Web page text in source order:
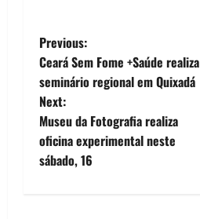
P
o
s
t
Previous:
Ceará Sem Fome +Saúde realiza
seminário regional em Quixadá
Next:
Museu da Fotografia realiza
oficina experimental neste
sábado, 16